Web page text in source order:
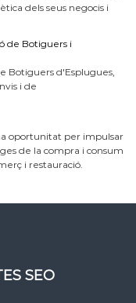
dels seus negocis i
de Botiguers i
Botiguers d'Esplugues,
i de
oportunitat per impulsar
de la compra i consum
i restauració.
SEO